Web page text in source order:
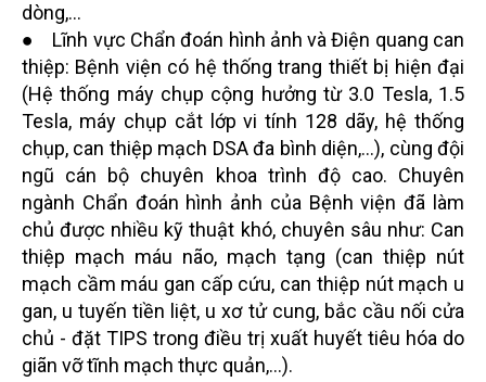
dòng,...
● Lĩnh vực Chẩn đoán hình ảnh và Điện quang can
thiệp: Bệnh viện có hệ thống trang thiết bị hiện đại
(Hệ thống máy chụp cộng hưởng từ 3.0 Tesla, 1.5
Tesla, máy chụp cắt lớp vi tính 128 dãy, hệ thống
chụp, can thiệp mạch DSA đa bình diện,...), cùng đội
ngũ cán bộ chuyên khoa trình độ cao. Chuyên
ngành Chẩn đoán hình ảnh của Bệnh viện đã làm
chủ được nhiều kỹ thuật khó, chuyên sâu như: Can
thiệp mạch máu não, mạch tạng (can thiệp nút
mạch cầm máu gan cấp cứu, can thiệp nút mạch u
gan, u tuyến tiền liệt, u xơ tử cung, bắc cầu nối cửa
chủ - đặt TIPS trong điều trị xuất huyết tiêu hóa do
giãn vỡ tĩnh mạch thực quản,...).